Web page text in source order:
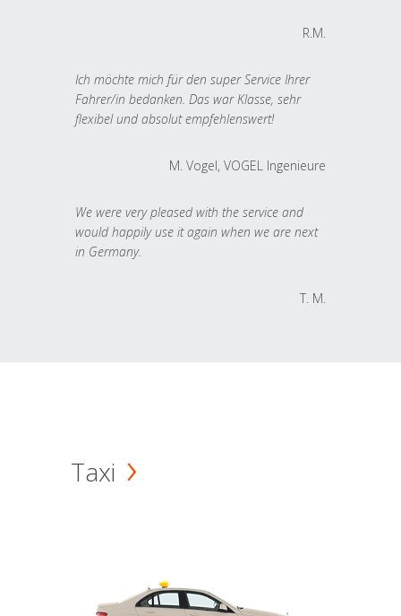
R.M.
Ich möchte mich für den super Service Ihrer
Fahrer/in bedanken. Das war Klasse, sehr
flexibel und absolut empfehlenswert!
M. Vogel, VOGEL Ingenieure
We were very pleased with the service and
would happily use it again when we are next
in Germany.
T. M.
Taxi